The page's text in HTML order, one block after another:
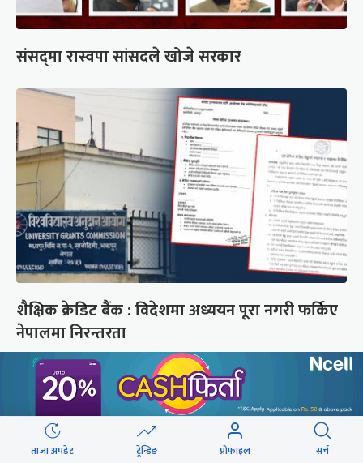
संसद्‍मा रास्वपा सांसदले खोजे सरकार
शैक्षिक क्रेडिट बैंक : विदेशमा अध्ययन पूरा नगरी फर्किए
नेपालमा निरन्तरता
छुटाउनुभयो कि ?
संसद्लाई टेर्दैनन् प्रधानमन्त्री, लाचार
छन् सभामुख
ताजा अपडेट ट्रेन्डिङ प्रोफाइल सर्च